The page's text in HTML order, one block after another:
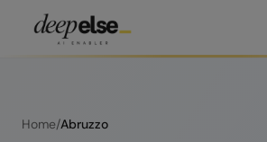
Home/Abruzzo